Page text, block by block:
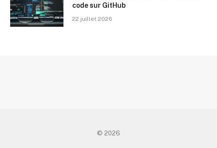
code sur GitHub
22 juillet 2026
© 2026